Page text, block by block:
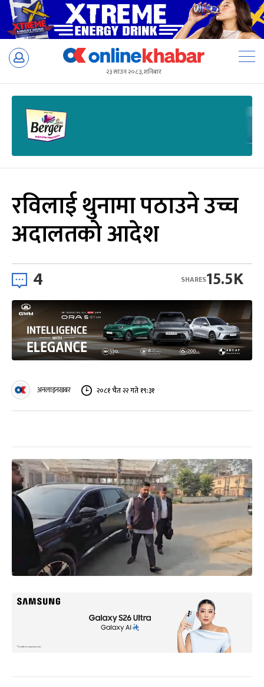
Skip
२३ साउन २०८३, शनिबार
रविलाई थुनामा पठाउने उच्च
अदालतको आदेश
4 15.5K
SHARES
अनलाइनखबर २०८१ चैत २२ गते १९:३१